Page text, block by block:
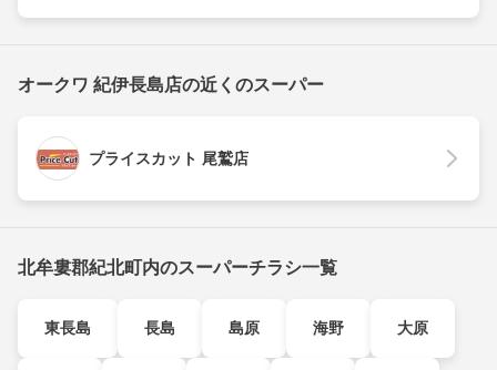
オークワ 紀伊長島店の近くのスーパー
プライスカット 尾鷲店
北牟婁郡紀北町内のスーパーチラシ一覧
東長島 長島 島原 海野 大原